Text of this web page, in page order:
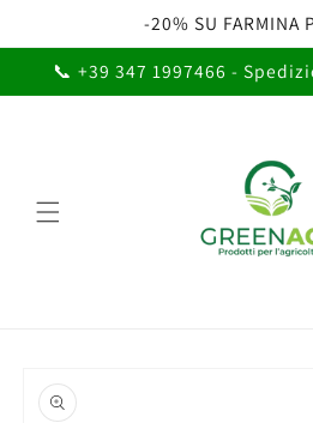
ai contenuti
-20% SU FARMINA
📞 +39 347 1997466 -
informazioni
sul prodotto